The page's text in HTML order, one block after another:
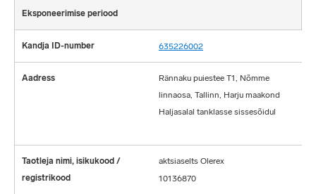
635226002
Rännaku puiestee T1, Nõmme
linnaosa, Tallinn, Harju maakond
Haljasalal tanklasse sissesõidul
aktsiaselts Olerex
10136870